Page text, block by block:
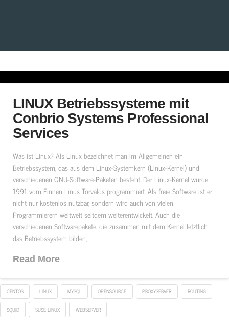
LINUX Betriebssysteme mit
Conbrio Systems Professional
Services
Was ist Linux? Als Linux bezeichnet man im Allgemeinen ein
Betriebssystem, das aus dem Linux-Systemkern (Linux-Kernel) und
verschiedenen GNU-Software-Paketen besteht. Der Linux-Kernel wurde
1991 vom Finnen Linus Torvalds programmiert. Als freie Software ist er
nicht nur kostenlos nutzbar, sondern wird auch von vielen
Programmierern weltweit seitdem weiterentwickelt. Auch die
verschiedenen Softwarepakete, die zusammen mit dem Kernel letztlich
das Betriebssystem bilden, …
Read More
CENTOS LINUX MYSQL OPENSOURCE PROXYSERVER ROUTING
SQUID SUSE LINUX WEBSERVER